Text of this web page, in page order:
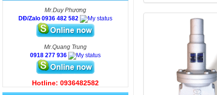
Mr.Duy Phương
DĐ/Zalo 0936 482 582
Mr.Quang Trung
0918 277 936
Hotline: 0936482582